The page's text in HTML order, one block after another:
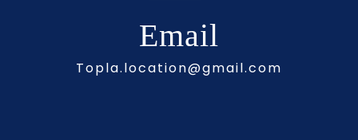
Email
topla.location@gmail.com